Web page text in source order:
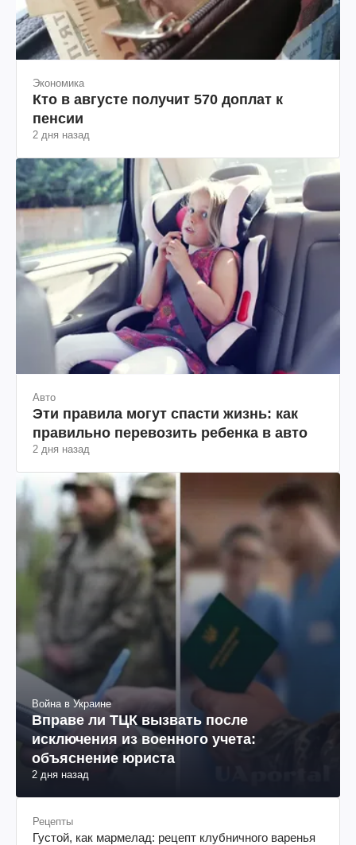
Экономика
Кто в августе получит 570 доплат к
пенсии
2 дня назад
Авто
Эти правила могут спасти жизнь: как
правильно перевозить ребенка в авто
2 дня назад
Война в Украине
Вправе ли ТЦК вызвать после
исключения из военного учета:
объяснение юриста
2 дня назад
Рецепты
Густой, как мармелад: рецепт клубничного варенья